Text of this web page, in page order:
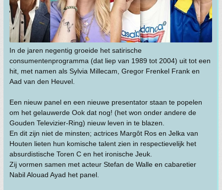
In de jaren negentig groeide het satirische
consumentenprogramma (dat liep van 1989 tot 2004) uit tot een
hit, met namen als Sylvia Millecam, Gregor Frenkel Frank en
Aad van den Heuvel.
Een nieuw panel en een nieuwe presentator staan te popelen
om het gelauwerde Ook dat nog! (het won onder andere de
Gouden Televizier-Ring) nieuw leven in te blazen.
En dit zijn niet de minsten; actrices Margôt Ros en Jelka van
Houten lieten hun komische talent zien in respectievelijk het
absurdistische Toren C en het ironische Jeuk.
Zij vormen samen met acteur Stefan de Walle en cabaretier
Nabil Alouad Ayad het panel.